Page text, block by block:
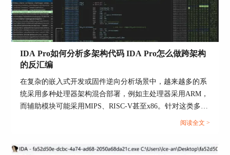
IDA Pro如何分析多架构代码 IDA Pro怎么做跨架构
的反汇编
在复杂的嵌入式开发或固件逆向分析场景中，越来越多的系
统采用多种处理器架构混合部署，例如主处理器采用ARM，
而辅助模块可能采用MIPS、RISC-V甚至x86。针对这类多架
构程序进行静态分析时，传统的反汇编工具显得力不从心。
阅读全文 >